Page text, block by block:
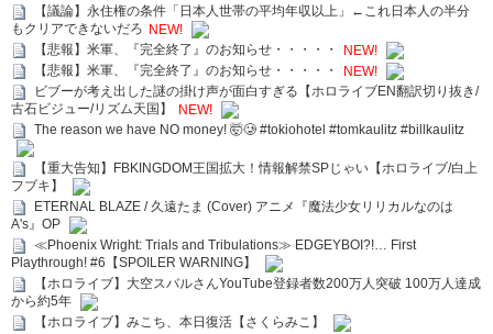
【議論】永住権の条件「日本人世帯の平均年収以上」←これ日本人の半分
もクリアできないだろ NEW!
【悲報】米軍、『完全終了』のお知らせ・・・・・
NEW!
【悲報】米軍、『完全終了』のお知らせ・・・・・
NEW!
ビブーが考え出した謎の掛け声が面白すぎる【ホロライブEN翻訳切り抜き/
古石ビジュー/リズム天国】
NEW!
The reason we have NO money! 🤯🥲 #tokiohotel #tomkaulitz #billkaulitz
【重大告知】FBKINGDOM王国拡大！情報解禁SPじゃい【ホロライブ/白上
フブキ】
ETERNAL BLAZE / 久遠たま (Cover) アニメ『魔法少女リリカルなのは
A's』OP
≪Phoenix Wright: Trials and Tribulations≫ EDGEYBOI?!… First
Playthrough! #6【SPOILER WARNING】
【ホロライブ】大空スバルさんYouTube登録者数200万人突破 100万人達成
から約5年
【ホロライブ】みこち、本日復活【さくらみこ】